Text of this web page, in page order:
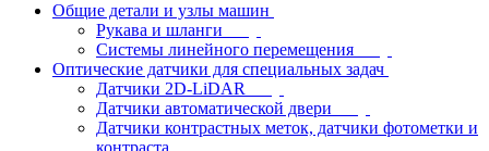
Общие детали и узлы машин
Рукава и шланги
Системы линейного перемещения
Оптические датчики для специальных задач
Датчики 2D-LiDAR
Датчики автоматической двери
Датчики контрастных меток, датчики фотометки и